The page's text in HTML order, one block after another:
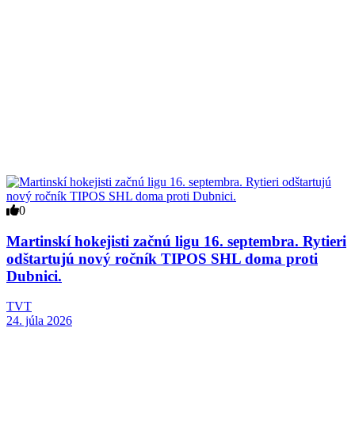
0
Martinskí hokejisti začnú ligu 16. septembra. Rytieri
odštartujú nový ročník TIPOS SHL doma proti
Dubnici.
TVT
24. júla 2026